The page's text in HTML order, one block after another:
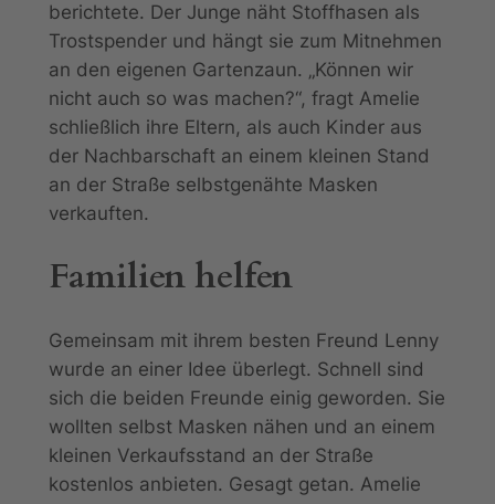
berichtete. Der Junge näht Stoffhasen als
Trostspender und hängt sie zum Mitnehmen
an den eigenen Gartenzaun. „Können wir
nicht auch so was machen?“, fragt Amelie
schließlich ihre Eltern, als auch Kinder aus
der Nachbarschaft an einem kleinen Stand
an der Straße selbstgenähte Masken
verkauften.
Familien helfen
Gemeinsam mit ihrem besten Freund Lenny
wurde an einer Idee überlegt. Schnell sind
sich die beiden Freunde einig geworden. Sie
wollten selbst Masken nähen und an einem
kleinen Verkaufsstand an der Straße
kostenlos anbieten. Gesagt getan. Amelie